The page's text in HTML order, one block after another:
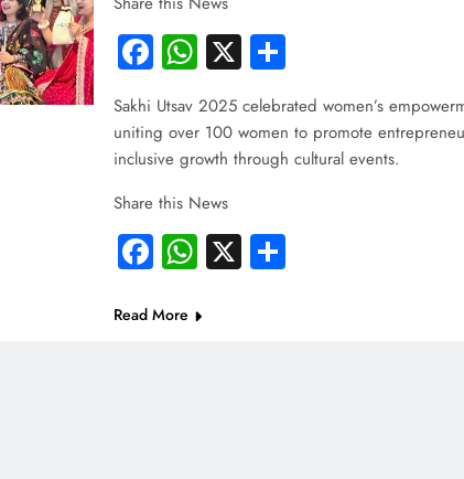
Facebook
WhatsApp
X
Sakhi Utsav 2025 celebrated women’s
uniting over 100 women to promote
inclusive growth through cultural events.
Share this News
Facebook
WhatsApp
X
Read More